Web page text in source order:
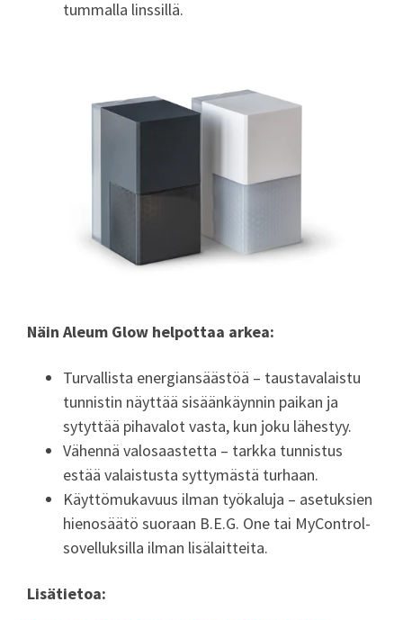
tummalla linssillä.
Näin Aleum Glow helpottaa arkea:
Turvallista energiansäästöä – taustavalaistu
tunnistin näyttää sisäänkäynnin paikan ja
sytyttää pihavalot vasta, kun joku lähestyy.
Vähennä valosaastetta – tarkka tunnistus
estää valaistusta syttymästä turhaan.
Käyttömukavuus ilman työkaluja – asetuksien
hienosäätö suoraan B.E.G. One tai MyControl-
sovelluksilla ilman lisälaitteita.
Lisätietoa: